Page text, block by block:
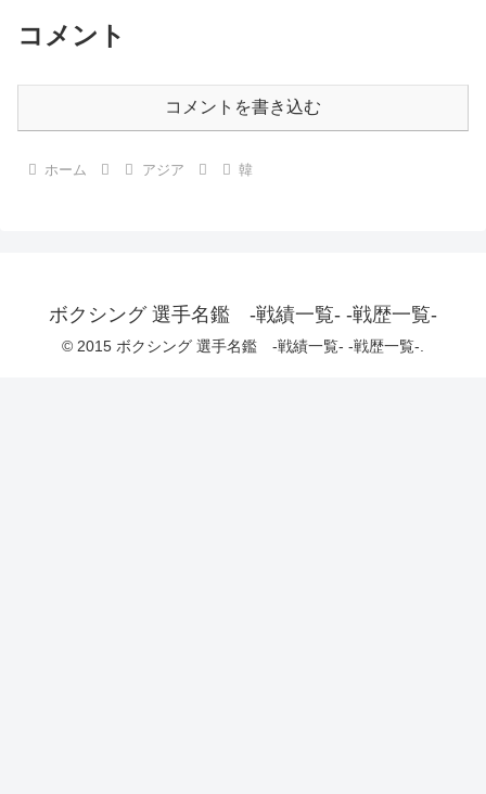
コメント
コメントを書き込む
ホーム アジア 韓
ボクシング 選手名鑑 -戦績一覧- -戦歴一覧-
© 2015 ボクシング 選手名鑑 -戦績一覧- -戦歴一覧-.